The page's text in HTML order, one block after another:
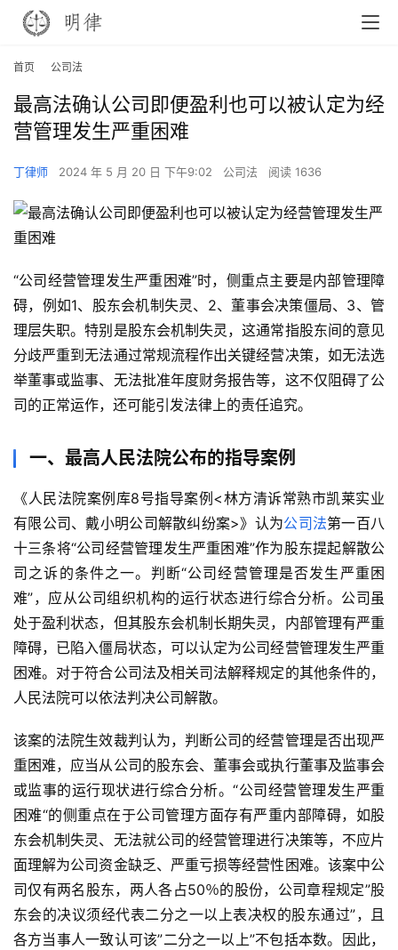
首页 公司法
最高法确认公司即便盈利也可以被认定为经
营管理发生严重困难
丁律师 2024 年 5 月 20 日 下午9:02 公司法 阅读 1636
“公司经营管理发生严重困难”时，侧重点主要是内部管理障
碍，例如1、股东会机制失灵、2、董事会决策僵局、3、管
理层失职。特别是股东会机制失灵，这通常指股东间的意见
分歧严重到无法通过常规流程作出关键经营决策，如无法选
举董事或监事、无法批准年度财务报告等，这不仅阻碍了公
司的正常运作，还可能引发法律上的责任追究。
一、最高人民法院公布的指导案例
《人民法院案例库8号指导案例<林方清诉常熟市凯莱实业
有限公司、戴小明公司解散纠纷案>》认为公司法第一百八
十三条将“公司经营管理发生严重困难”作为股东提起解散公
司之诉的条件之一。判断“公司经营管理是否发生严重困
难”，应从公司组织机构的运行状态进行综合分析。公司虽
处于盈利状态，但其股东会机制长期失灵，内部管理有严重
障碍，已陷入僵局状态，可以认定为公司经营管理发生严重
困难。对于符合公司法及相关司法解释规定的其他条件的，
人民法院可以依法判决公司解散。
该案的法院生效裁判认为，判断公司的经营管理是否出现严
重困难，应当从公司的股东会、董事会或执行董事及监事会
或监事的运行现状进行综合分析。“公司经营管理发生严重
困难“的侧重点在于公司管理方面存有严重内部障碍，如股
东会机制失灵、无法就公司的经营管理进行决策等，不应片
面理解为公司资金缺乏、严重亏损等经营性困难。该案中公
司仅有两名股东，两人各占50％的股份，公司章程规定”股
东会的决议须经代表二分之一以上表决权的股东通过”，且
各方当事人一致认可该”二分之一以上”不包括本数。因此，